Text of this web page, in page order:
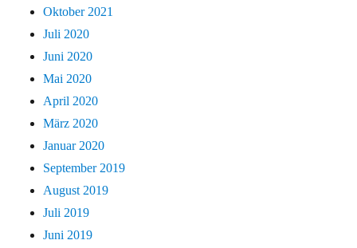
Oktober 2021
Juli 2020
Juni 2020
Mai 2020
April 2020
März 2020
Januar 2020
September 2019
August 2019
Juli 2019
Juni 2019